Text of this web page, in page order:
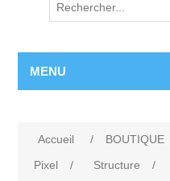
MENU
Accueil / BOUTIQUE
Pixel
/ Structure
/